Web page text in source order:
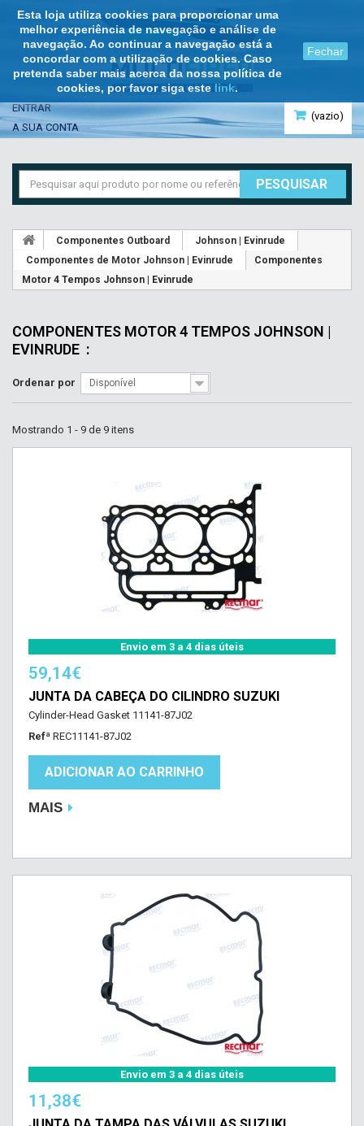
Esta loja utiliza cookies para proporcionar uma
melhor experiência de navegação e análise de
navegação. Ao continuar a navegação está a
concordar com a utilização de cookies. Caso
pretenda saber mais acerca da nossa política de
cookies, por favor siga este link.
Fechar
(vazio)
ENTRAR
A SUA CONTA
PESQUISAR
Componentes Outboard
Johnson | Evinrude
Componentes de Motor Johnson | Evinrude
Componentes
Motor 4 Tempos Johnson | Evinrude
COMPONENTES MOTOR 4 TEMPOS JOHNSON |
EVINRUDE :
Ordenar por Disponível
Mostrando 1 - 9 de 9 itens
Envio em 3 a 4 dias úteis
59,14€
JUNTA DA CABEÇA DO CILINDRO SUZUKI
Cylinder-Head Gasket 11141-87J02
Refª REC11141-87J02
ADICIONAR AO CARRINHO
MAIS
Envio em 3 a 4 dias úteis
11,38€